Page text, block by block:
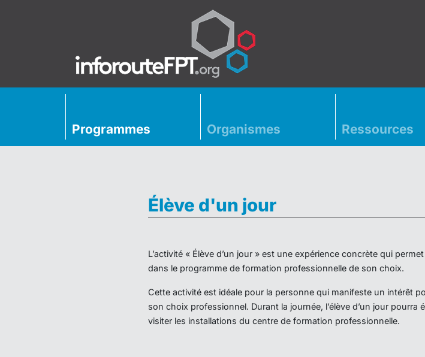
Programmes Organismes Ressources
Élève d'un jour
L’activité « Élève d’un jour » est une expérience concrète qui
dans le programme de formation professionnelle de son choix.
Cette activité est idéale pour la personne qui manifeste un intérêt
son choix professionnel. Durant la journée, l’élève d’un jour
visiter les installations du centre de formation professionnelle.